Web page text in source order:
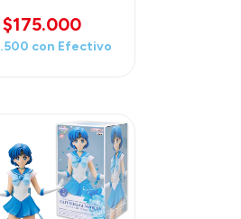
$175.000
con Efectivo